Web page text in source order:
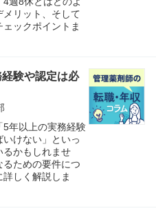
メリット、そして
ックポイントま
験や認定は必
年以上の実務経験
けない」といっ
るかもしれませ
るための要件につ
しく解説しま